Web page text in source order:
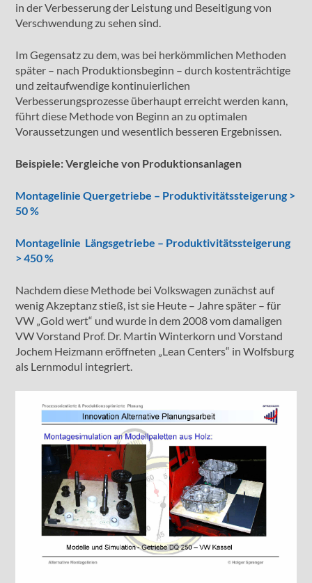
in der Verbesserung der Leistung und Beseitigung von
Verschwendung zu sehen sind.
Im Gegensatz zu dem, was bei herkömmlichen Methoden
später – nach Produktionsbeginn – durch kostenträchtige
und zeitaufwendige kontinuierlichen
Verbesserungsprozesse überhaupt erreicht werden kann,
führt diese Methode von Beginn an zu optimalen
Voraussetzungen und wesentlich besseren Ergebnissen.
Beispiele: Vergleiche von Produktionsanlagen
Montagelinie Quergetriebe – Produktivitätssteigerung >
50 %
Montagelinie Längsgetriebe – Produktivitätssteigerung
> 450 %
Nachdem diese Methode bei Volkswagen zunächst auf
wenig Akzeptanz stieß, ist sie Heute – Jahre später – für
VW „Gold wert“ und wurde in dem 2008 vom damaligen
VW Vorstand Prof. Dr. Martin Winterkorn und Vorstand
Jochem Heizmann eröffneten „Lean Centers“ in Wolfsburg
als Lernmodul integriert.